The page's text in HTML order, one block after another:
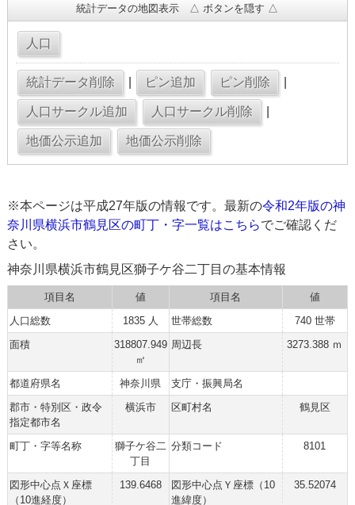
統計データの地図表示 △ ボタンを隠す △
※本ページは平成27年版の情報です。最新の令和2年版の神
奈川県横浜市鶴見区の町丁・字一覧はこちらでご確認くだ
さい。
神奈川県横浜市鶴見区獅子ケ谷二丁目の基本情報
項目名 値 項目名
値
人口総数
1835 人 世帯総数
740 世帯
面積
318807.949
㎡
周辺長 3273.388 ｍ
都道府県名 神奈川県
支庁・振興局名
郡市・特別区・政令
指定都市名
横浜市 区町村名 鶴見区
町丁・字等名称
獅子ケ谷二
丁目
分類コード 8101
図形中心点Ｘ座標
（10進経度）
139.6468
図形中心点Ｙ座標（10
進緯度）
35.52074